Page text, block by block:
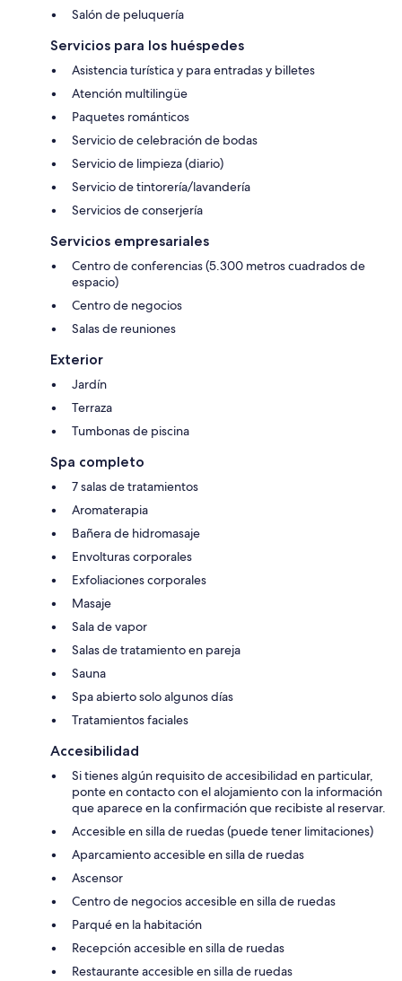
Salón de peluquería
Servicios para los huéspedes
Asistencia turística y para entradas y billetes
Atención multilingüe
Paquetes románticos
Servicio de celebración de bodas
Servicio de limpieza (diario)
Servicio de tintorería/lavandería
Servicios de conserjería
Servicios empresariales
Centro de conferencias (5.300 metros cuadrados de
espacio)
Centro de negocios
Salas de reuniones
Exterior
Jardín
Terraza
Tumbonas de piscina
Spa completo
7 salas de tratamientos
Aromaterapia
Bañera de hidromasaje
Envolturas corporales
Exfoliaciones corporales
Masaje
Sala de vapor
Salas de tratamiento en pareja
Sauna
Spa abierto solo algunos días
Tratamientos faciales
Accesibilidad
Si tienes algún requisito de accesibilidad en particular,
ponte en contacto con el alojamiento con la información
que aparece en la confirmación que recibiste al reservar.
Accesible en silla de ruedas (puede tener limitaciones)
Aparcamiento accesible en silla de ruedas
Ascensor
Centro de negocios accesible en silla de ruedas
Parqué en la habitación
Recepción accesible en silla de ruedas
Restaurante accesible en silla de ruedas